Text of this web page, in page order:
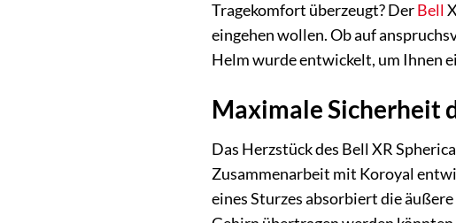
Tragekomfort überzeugt? DerBell
eingehen wollen. Ob auf
Helm wurde entwickelt, um Ihnen
Maximale Sicherheit
Das Herzstück des Bell XR
Zusammenarbeit mit Koroyal
eines Sturzes absorbiert die